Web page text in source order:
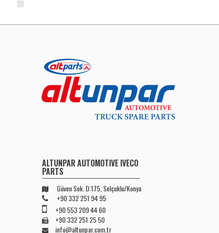
ALTUNPAR AUTOMOTIVE IVECO
PARTS
Güven Sok. D:175, Selçuklu/Konya
+90 332 251 94 95
+90 553 209 44 60
+90 332 251 25 50
info@altunpar.com.tr